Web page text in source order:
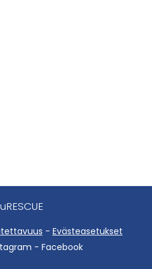
- Evästeasetukset
- Facebook